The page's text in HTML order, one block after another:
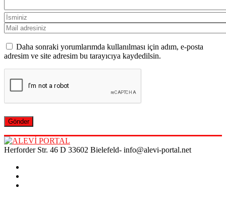
Daha sonraki yorumlarımda kullanılması için adım, e-posta
adresim ve site adresim bu tarayıcıya kaydedilsin.
Herforder Str. 46 D 33602 Bielefeld- info@alevi-portal.net